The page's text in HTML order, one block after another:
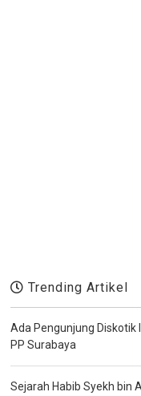
Trending Artikel
Ada Pengunjung Diskotik
PP Surabaya
Sejarah Habib Syekh bin